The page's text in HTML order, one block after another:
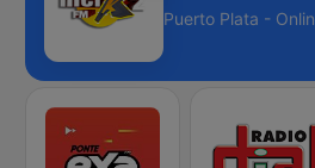
Puerto Plata -